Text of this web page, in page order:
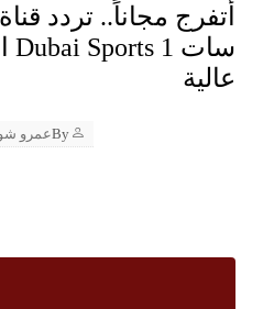
أتفرج مجاناً.. تردد
عالية
Byعمرو